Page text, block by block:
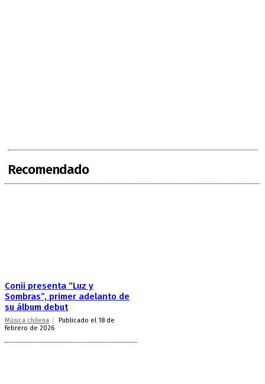
Recomendado
Conii presenta “Luz y
Sombras”, primer adelanto de
su álbum debut
Música chilena
Publicado el 18 de
febrero de 2026